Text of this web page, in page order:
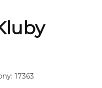
17363